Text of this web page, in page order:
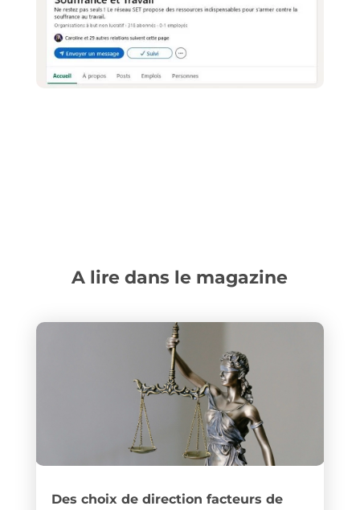
A lire dans le magazine
Des choix de direction facteurs de